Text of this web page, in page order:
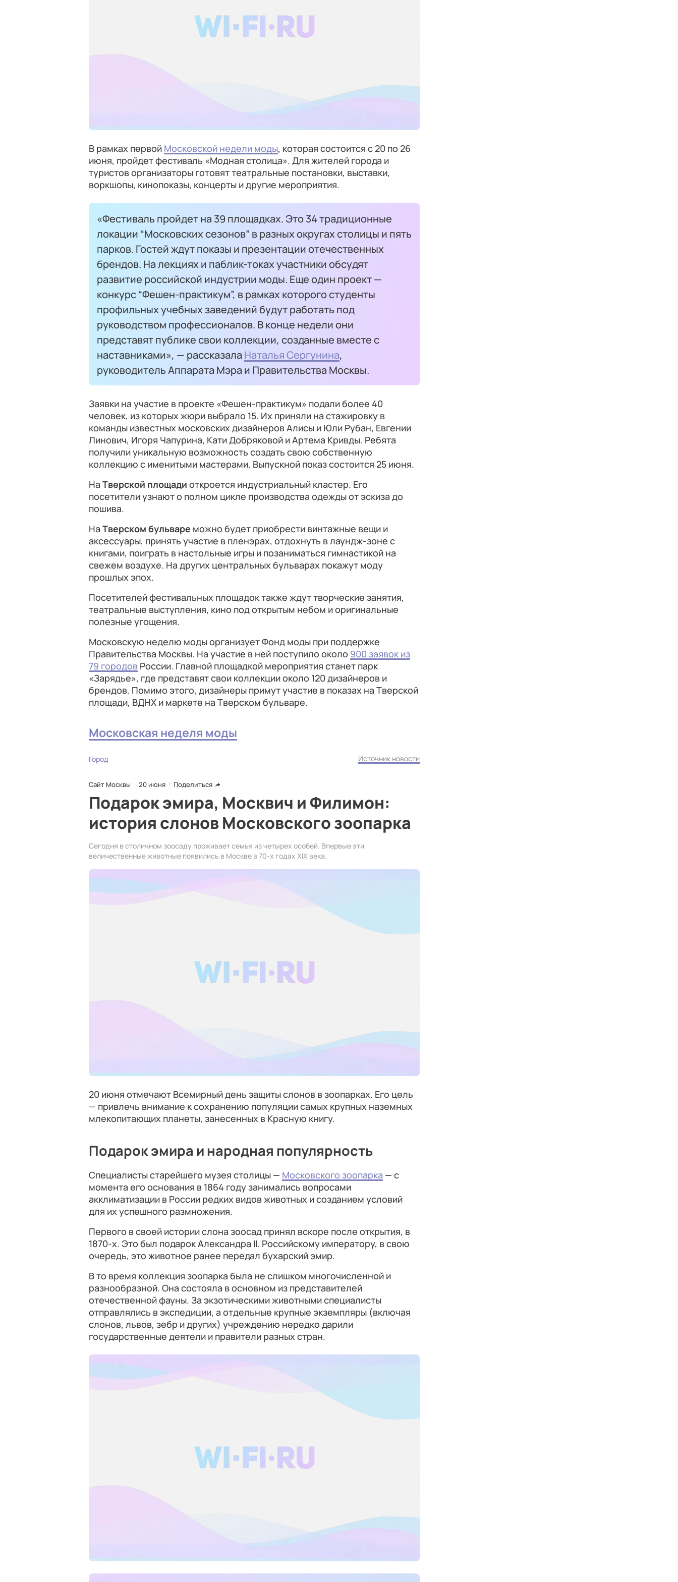
В рамках первой Московской недели моды, которая состоится с 20 по 26
июня, пройдет фестиваль «Модная столица». Для жителей города и
туристов организаторы готовят театральные постановки, выставки,
воркшопы, кинопоказы, концерты и другие мероприятия.
«Фестиваль пройдет на 39 площадках. Это 34 традиционные
локации “Московских сезонов” в разных округах столицы и пять
парков. Гостей ждут показы и презентации отечественных
брендов. На лекциях и паблик-токах участники обсудят
развитие российской индустрии моды. Еще один проект —
конкурс “Фешен-практикум”, в рамках которого студенты
профильных учебных заведений будут работать под
руководством профессионалов. В конце недели они
представят публике свои коллекции, созданные вместе с
наставниками», — рассказала Наталья Сергунина,
руководитель Аппарата Мэра и Правительства Москвы.
Заявки на участие в проекте «Фешен-практикум» подали более 40
человек, из которых жюри выбрало 15. Их приняли на стажировку в
команды известных московских дизайнеров Алисы и Юли Рубан, Евгении
Линович, Игоря Чапурина, Кати Добряковой и Артема Кривды. Ребята
получили уникальную возможность создать свою собственную
коллекцию с именитыми мастерами. Выпускной показ состоится 25 июня.
На Тверской площади откроется индустриальный кластер. Его
посетители узнают о полном цикле производства одежды от эскиза до
пошива.
На Тверском бульваре можно будет приобрести винтажные вещи и
аксессуары, принять участие в пленэрах, отдохнуть в лаундж-зоне с
книгами, поиграть в настольные игры и позаниматься гимнастикой на
свежем воздухе. На других центральных бульварах покажут моду
прошлых эпох.
Посетителей фестивальных площадок также ждут творческие занятия,
театральные выступления, кино под открытым небом и оригинальные
полезные угощения.
Московскую неделю моды организует Фонд моды при поддержке
Правительства Москвы. На участие в ней поступило около 900 заявок из
79 городов России. Главной площадкой мероприятия станет парк
«Зарядье», где представят свои коллекции около 120 дизайнеров и
брендов. Помимо этого, дизайнеры примут участие в показах на Тверской
площади, ВДНХ и маркете на Тверском бульваре.
Московская неделя моды
Город Источник новости
Сайт Москвы 20 июня Поделиться
Подарок эмира, Москвич и Филимон:
история слонов Московского зоопарка
Сегодня в столичном зоосаду проживает семья из четырех особей. Впервые эти
величественные животные появились в Москве в 70-х годах XIX века.
20 июня отмечают Всемирный день защиты слонов в зоопарках. Его цель
— привлечь внимание к сохранению популяции самых крупных наземных
млекопитающих планеты, занесенных в Красную книгу.
Подарок эмира и народная популярность
Специалисты старейшего музея столицы — Московского зоопарка — с
момента его основания в 1864 году занимались вопросами
акклиматизации в России редких видов животных и созданием условий
для их успешного размножения.
Первого в своей истории слона зоосад принял вскоре после открытия, в
1870-х. Это был подарок Александра II. Российскому императору, в свою
очередь, это животное ранее передал бухарский эмир.
В то время коллекция зоопарка была не слишком многочисленной и
разнообразной. Она состояла в основном из представителей
отечественной фауны. За экзотическими животными специалисты
отправлялись в экспедиции, а отдельные крупные экземпляры (включая
слонов, львов, зебр и других) учреждению нередко дарили
государственные деятели и правители разных стран.